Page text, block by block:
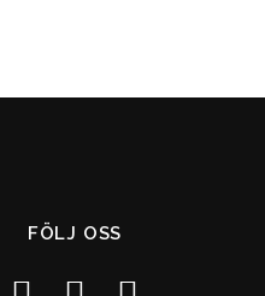
FÖLJ OSS